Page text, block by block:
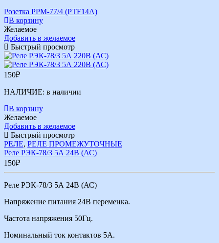
Розетка РРМ-77/4 (PTF14A)
В корзину
Желаемое
Добавить в желаемое
Быстрый просмотр
150₽
НАЛИЧИЕ: в наличии
В корзину
Желаемое
Добавить в желаемое
Быстрый просмотр
РЕЛЕ, РЕЛЕ ПРОМЕЖУТОЧНЫЕ
Реле РЭК-78/3 5А 24В (АС)
150₽
Реле РЭК-78/3 5А 24В (АС)
Напряжение питания 24В переменка.
Частота напряжения 50Гц.
Номинальный ток контактов 5А.